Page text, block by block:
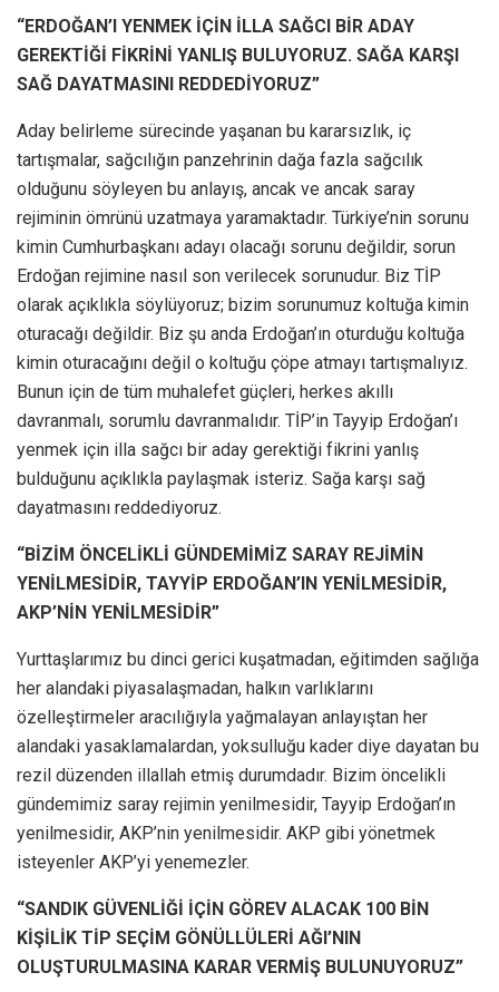
“ERDOĞAN’I YENMEK İÇİN İLLA SAĞCI BİR ADAY
GEREKTİĞİ FİKRİNİ YANLIŞ BULUYORUZ. SAĞA KARŞI
SAĞ DAYATMASINI REDDEDİYORUZ”
Aday belirleme sürecinde yaşanan bu kararsızlık, iç
tartışmalar, sağcılığın panzehrinin dağa fazla sağcılık
olduğunu söyleyen bu anlayış, ancak ve ancak saray
rejiminin ömrünü uzatmaya yaramaktadır. Türkiye’nin sorunu
kimin Cumhurbaşkanı adayı olacağı sorunu değildir, sorun
Erdoğan rejimine nasıl son verilecek sorunudur. Biz TİP
olarak açıklıkla söylüyoruz; bizim sorunumuz koltuğa kimin
oturacağı değildir. Biz şu anda Erdoğan’ın oturduğu koltuğa
kimin oturacağını değil o koltuğu çöpe atmayı tartışmalıyız.
Bunun için de tüm muhalefet güçleri, herkes akıllı
davranmalı, sorumlu davranmalıdır. TİP’in Tayyip Erdoğan’ı
yenmek için illa sağcı bir aday gerektiği fikrini yanlış
bulduğunu açıklıkla paylaşmak isteriz. Sağa karşı sağ
dayatmasını reddediyoruz.
“BİZİM ÖNCELİKLİ GÜNDEMİMİZ SARAY REJİMİN
YENİLMESİDİR, TAYYİP ERDOĞAN’IN YENİLMESİDİR,
AKP’NİN YENİLMESİDİR”
Yurttaşlarımız bu dinci gerici kuşatmadan, eğitimden sağlığa
her alandaki piyasalaşmadan, halkın varlıklarını
özelleştirmeler aracılığıyla yağmalayan anlayıştan her
alandaki yasaklamalardan, yoksulluğu kader diye dayatan bu
rezil düzenden illallah etmiş durumdadır. Bizim öncelikli
gündemimiz saray rejimin yenilmesidir, Tayyip Erdoğan’ın
yenilmesidir, AKP’nin yenilmesidir. AKP gibi yönetmek
isteyenler AKP’yi yenemezler.
“SANDIK GÜVENLİĞİ İÇİN GÖREV ALACAK 100 BİN
KİŞİLİK TİP SEÇİM GÖNÜLLÜLERİ AĞI’NIN
OLUŞTURULMASINA KARAR VERMİŞ BULUNUYORUZ”